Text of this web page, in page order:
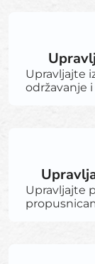
Upravljajte
održavanje
Upravljajte